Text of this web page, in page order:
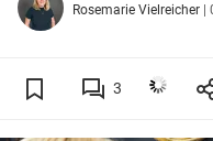
Rosemarie Vielreicher |
3